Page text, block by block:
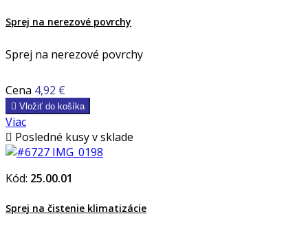
Sprej na nerezové povrchy
Sprej na nerezové povrchy
Cena 4,92 €
 Vložiť do košíka
Viac
 Posledné kusy v sklade
Kód: 25.00.01
Sprej na čistenie klimatizácie